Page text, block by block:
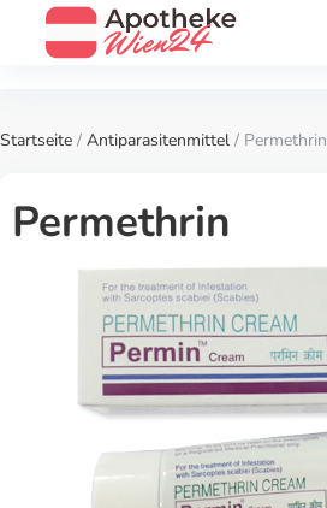
Startseite / Antiparasitenmittel / Permethrin
Permethrin